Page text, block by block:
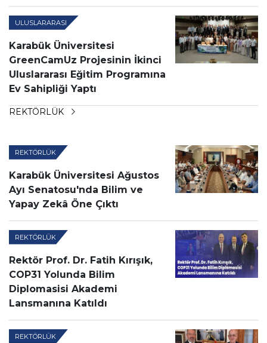
ULUSLARARASI
Karabük Üniversitesi
GreenCamUz Projesinin İkinci
Uluslararası Eğitim Programına
Ev Sahipliği Yaptı
REKTÖRLÜK
REKTÖRLÜK
Karabük Üniversitesi Ağustos
Ayı Senatosu'nda Bilim ve
Yapay Zekâ Öne Çıktı
REKTÖRLÜK
Rektör Prof. Dr. Fatih Kırışık,
COP31 Yolunda Bilim
Diplomasisi Akademi
Lansmanına Katıldı
REKTÖRLÜK